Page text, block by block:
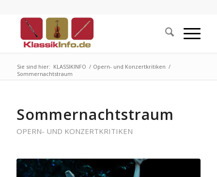
Sie sind hier: KLASSIKINFO / Opern- und Konzertkritiken /
Sommernachtstraum
Sommernachtstraum
OPERN- UND KONZERTKRITIKEN